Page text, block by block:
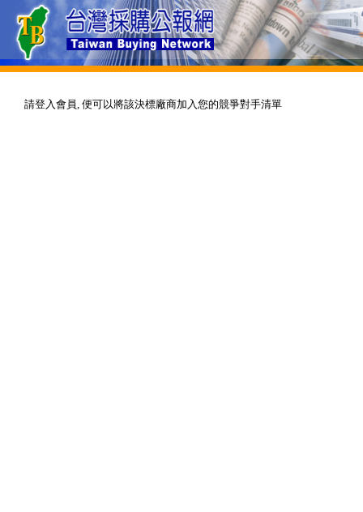
請登入會員, 便可以將該決標廠商加入您的競爭對手清單